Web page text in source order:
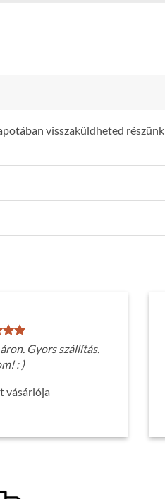
visszaküldheted
Gyors szállítás.
: )
vásárlója